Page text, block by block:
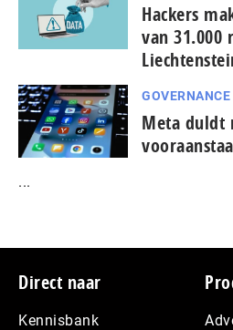
Hackers
van 31.000
Meta duldt
...
Footer
Direct naar
Kennisbank